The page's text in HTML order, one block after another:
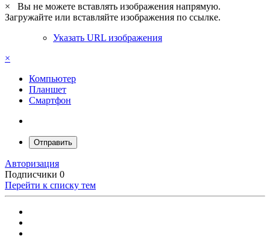
×
Вы не можете вставлять изображения напрямую.
Загружайте или вставляйте изображения по ссылке.
Указать URL изображения
×
Компьютер
Планшет
Смартфон
Отправить
Авторизация
Подписчики 0
Перейти к списку тем